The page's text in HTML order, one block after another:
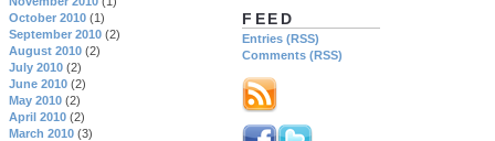
FEED
Entries (RSS)
Comments (RSS)
October 2010 (1)
September 2010 (2)
August 2010 (2)
July 2010 (2)
June 2010 (2)
May 2010 (2)
April 2010 (2)
March 2010 (3)